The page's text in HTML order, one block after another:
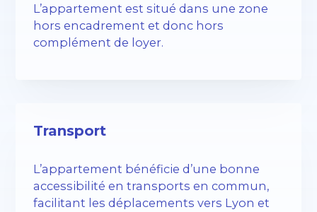
L’appartement est situé dans une zone
hors encadrement et donc hors
complément de loyer.
Transport
L’appartement bénéficie d’une bonne
accessibilité en transports en commun,
facilitant les déplacements vers Lyon et